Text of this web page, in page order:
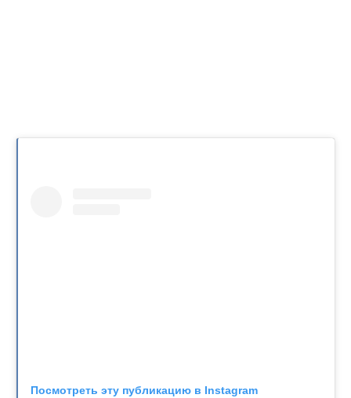
Посмотреть эту публикацию в Instagram